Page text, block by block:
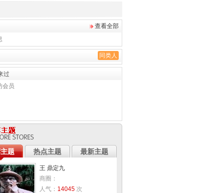
查看全部
同类人
过
会员
题 热点主题 最新主题
王 鼎定九
商圈：
人气： 14045 次